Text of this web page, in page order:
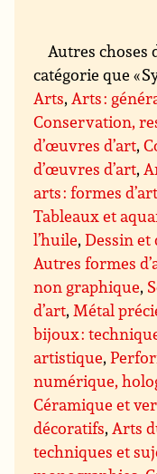
Autres choses
catégorie que «
Arts,Arts :
Conservation,
d’œuvres d’art,
d’œuvres d’art,
arts : formes d’art
Tableaux et
l’huile,Dessin et
Autres formes
non graphique,
d’art,Métal
bijoux :
artistique,
numérique,
Céramique et
décoratifs,Arts
techniques et